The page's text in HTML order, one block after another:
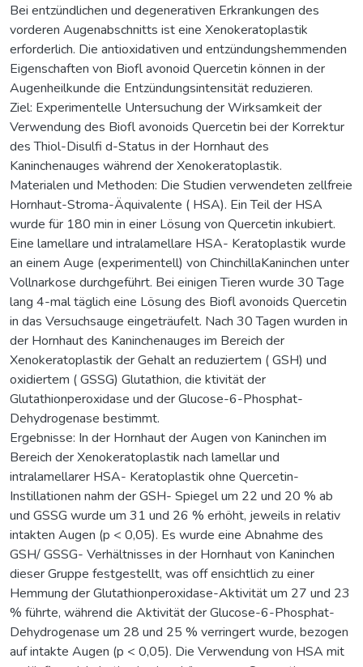
Bei entzündlichen und degenerativen Erkrankungen des
vorderen Augenabschnitts ist eine Xenokeratoplastik
erforderlich. Die antioxidativen und entzündungshemmenden
Eigenschaften von Biofl avonoid Quercetin können in der
Augenheilkunde die Entzündungsintensität reduzieren.
Ziel: Experimentelle Untersuchung der Wirksamkeit der
Verwendung des Biofl avonoids Quercetin bei der Korrektur
des Thiol-Disulfi d-Status in der Hornhaut des
Kaninchenauges während der Xenokeratoplastik.
Materialen und Methoden: Die Studien verwendeten zellfreie
Hornhaut-Stroma-Äquivalente ( HSA). Ein Teil der HSA
wurde für 180 min in einer Lösung von Quercetin inkubiert.
Eine lamellare und intralamellare HSA- Keratoplastik wurde
an einem Auge (experimentell) von ChinchillaKaninchen unter
Vollnarkose durchgeführt. Bei einigen Tieren wurde 30 Tage
lang 4-mal täglich eine Lösung des Biofl avonoids Quercetin
in das Versuchsauge eingeträufelt. Nach 30 Tagen wurden in
der Hornhaut des Kaninchenauges im Bereich der
Xenokeratoplastik der Gehalt an reduziertem ( GSН) und
oxidiertem ( GSSG) Glutathion, die ktivität der
Glutathionperoxidase und der Glucose-6-Phosphat-
Dehydrogenase bestimmt.
Ergebnisse: In der Hornhaut der Augen von Kaninchen im
Bereich der Xenokeratoplastik nach lamellar und
intralamellarer HSA- Keratoplastik ohne Quercetin-
Instillationen nahm der GSH- Spiegel um 22 und 20 % ab
und GSSG wurde um 31 und 26 % erhöht, jeweils in relativ
intakten Augen (p < 0,05). Es wurde eine Abnahme des
GSH/ GSSG- Verhältnisses in der Hornhaut von Kaninchen
dieser Gruppe festgestellt, was off ensichtlich zu einer
Hemmung der Glutathionperoxidase-Aktivität um 27 und 23
% führte, während die Aktivität der Glucose-6-Phosphat-
Dehydrogenase um 28 und 25 % verringert wurde, bezogen
auf intakte Augen (p < 0,05). Die Verwendung von HSA mit